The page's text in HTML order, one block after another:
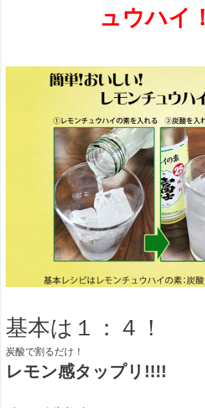
ュウハイ！
基本は１：４！
炭酸で割るだけ！
レモン感タップリ!!!!